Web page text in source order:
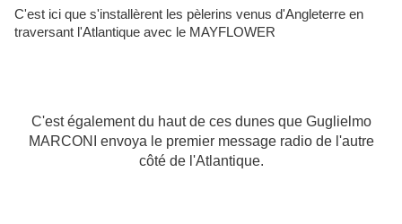
C'est ici que s'installèrent les pèlerins venus d'Angleterre en
traversant l'Atlantique avec le MAYFLOWER
C'est également du haut de ces dunes que Guglielmo
MARCONI envoya le premier message radio de l'autre
côté de l'Atlantique.